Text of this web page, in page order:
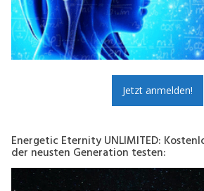
Jetzt anmelden!
Energetic Eternity UNLIMITED:
der neusten Generation testen: